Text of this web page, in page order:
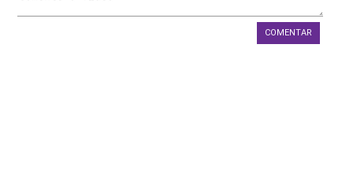
WEST 1 TV
COMENTAR